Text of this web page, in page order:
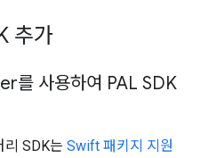
추가
사용하여 PAL SDK
리 SDK는 Swift 패키지 지원